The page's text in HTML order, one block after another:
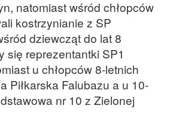
natomiast wśród chłopców
kostrzynianie z SP
dziewcząt do lat 8
się reprezentantki SP1
u chłopców 8-letnich
Piłkarska Falubazu a u 10-
nr 10 z Zielonej